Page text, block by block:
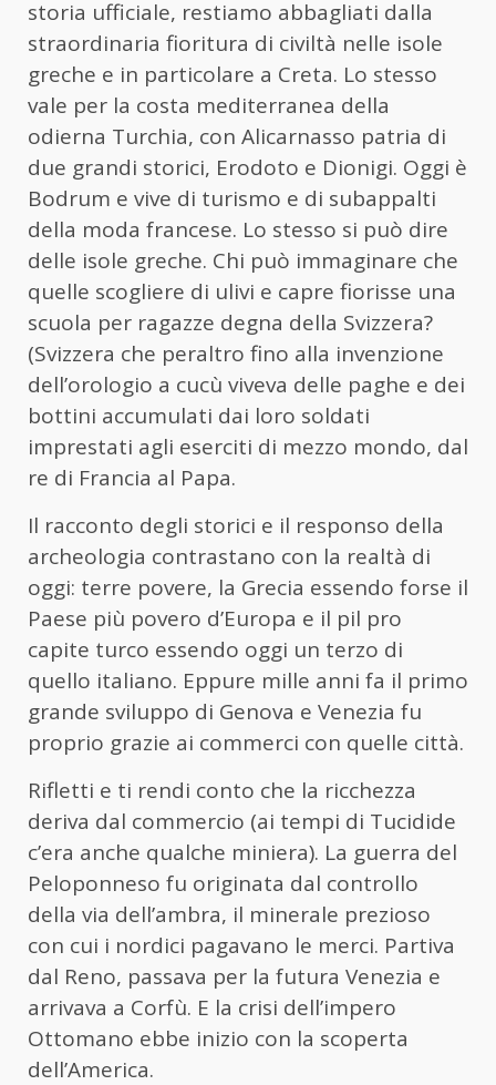
storia ufficiale, restiamo abbagliati dalla
straordinaria fioritura di civiltà nelle isole
greche e in particolare a Creta. Lo stesso
vale per la costa mediterranea della
odierna Turchia, con Alicarnasso patria di
due grandi storici, Erodoto e Dionigi. Oggi è
Bodrum e vive di turismo e di subappalti
della moda francese. Lo stesso si può dire
delle isole greche. Chi può immaginare che
quelle scogliere di ulivi e capre fiorisse una
scuola per ragazze degna della Svizzera?
(Svizzera che peraltro fino alla invenzione
dell’orologio a cucù viveva delle paghe e dei
bottini accumulati dai loro soldati
imprestati agli eserciti di mezzo mondo, dal
re di Francia al Papa.
Il racconto degli storici e il responso della
archeologia contrastano con la realtà di
oggi: terre povere, la Grecia essendo forse il
Paese più povero d’Europa e il pil pro
capite turco essendo oggi un terzo di
quello italiano. Eppure mille anni fa il primo
grande sviluppo di Genova e Venezia fu
proprio grazie ai commerci con quelle città.
Rifletti e ti rendi conto che la ricchezza
deriva dal commercio (ai tempi di Tucidide
c’era anche qualche miniera). La guerra del
Peloponneso fu originata dal controllo
della via dell’ambra, il minerale prezioso
con cui i nordici pagavano le merci. Partiva
dal Reno, passava per la futura Venezia e
arrivava a Corfù. E la crisi dell’impero
Ottomano ebbe inizio con la scoperta
dell’America.